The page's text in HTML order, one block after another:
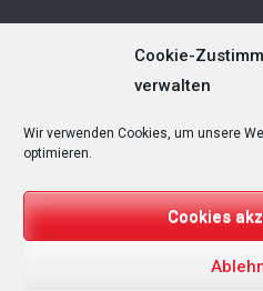
Cookie-
verwalten
Wir verwenden Cookies, um unsere
optimieren.
Cookies
Tesla Owners Club Helvetia
T&Emagazin –